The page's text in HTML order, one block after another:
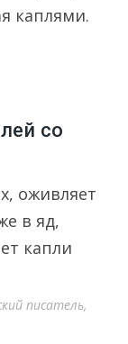
каплями.
со
оживляет
в яд,
капли
писатель,